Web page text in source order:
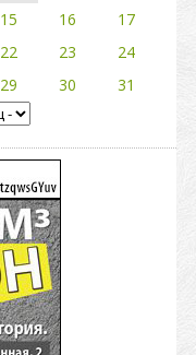
15 16
17
22 23
24
29 30 31